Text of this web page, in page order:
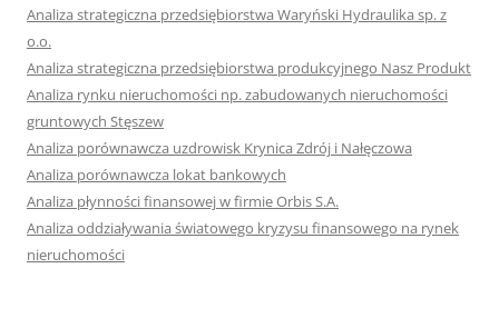
Analiza strategiczna przedsiębiorstwa Waryński Hydraulika sp. z
o.o.
Analiza strategiczna przedsiębiorstwa produkcyjnego Nasz Produkt
Analiza rynku nieruchomości np. zabudowanych nieruchomości
gruntowych Stęszew
Analiza porównawcza uzdrowisk Krynica Zdrój i Nałęczowa
Analiza porównawcza lokat bankowych
Analiza płynności finansowej w firmie Orbis S.A.
Analiza oddziaływania światowego kryzysu finansowego na rynek
nieruchomości